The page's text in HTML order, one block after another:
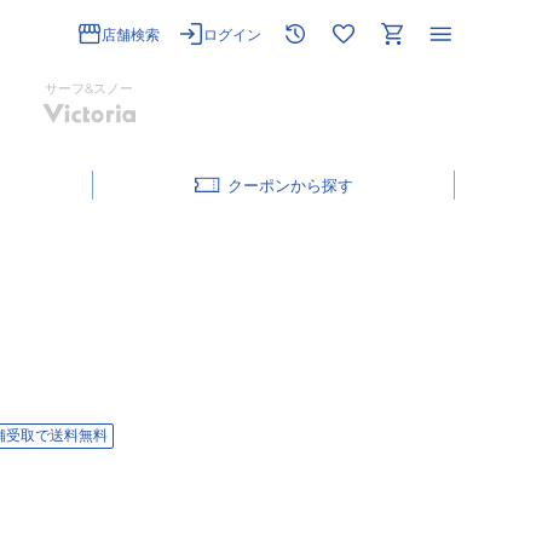
店舗検索 ログイン
サーフ&スノー
クーポン
受取で送料無料